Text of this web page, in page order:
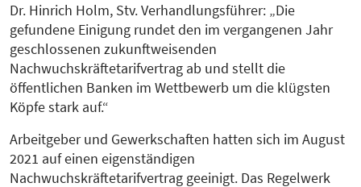
Dr. Hinrich Holm, Stv. Verhandlungsführer: „Die
gefundene Einigung rundet den im vergangenen Jahr
geschlossenen zukunftweisenden
Nachwuchskräftetarifvertrag ab und stellt die
öffentlichen Banken im Wettbewerb um die klügsten
Köpfe stark auf.“
Arbeitgeber und Gewerkschaften hatten sich im August
2021 auf einen eigenständigen
Nachwuchskräftetarifvertrag geeinigt. Das Regelwerk